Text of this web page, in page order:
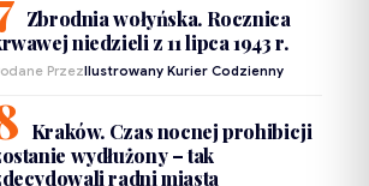
Zbrodnia wołyńska. Rocznica
niedzieli z 11 lipca 1943 r.
PrzezIlustrowany Kurier Codzienny
Kraków. Czas nocnej prohibicji
wydłużony – tak
radni miasta